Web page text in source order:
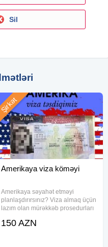
Sil
Amerikaya viza köməyi
Amerikaya səyahət etməyi
planlaşdırırsınız? Viza almaq üçün
lazım olan mürəkkəb prosedurları
Peşəkar viza dəstəyi xidmətimiz
150 AZN